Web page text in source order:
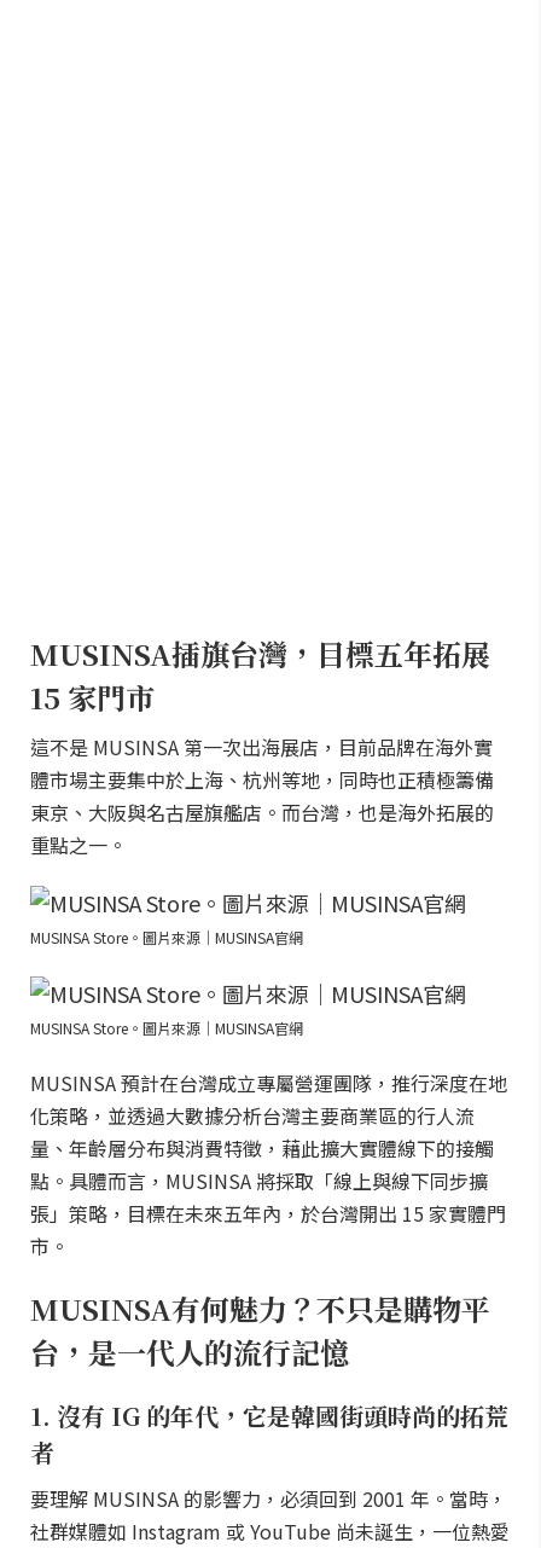
MUSINSA插旗台灣，目標五年拓展
15 家門市
這不是 MUSINSA 第一次出海展店，目前品牌在海外實
體市場主要集中於上海、杭州等地，同時也正積極籌備
東京、大阪與名古屋旗艦店。而台灣，也是海外拓展的
重點之一。
MUSINSA Store。圖片來源｜MUSINSA官網
MUSINSA Store。圖片來源｜MUSINSA官網
MUSINSA 預計在台灣成立專屬營運團隊，推行深度在地
化策略，並透過大數據分析台灣主要商業區的行人流
量、年齡層分布與消費特徵，藉此擴大實體線下的接觸
點。具體而言，MUSINSA 將採取「線上與線下同步擴
張」策略，目標在未來五年內，於台灣開出 15 家實體門
市。
MUSINSA有何魅力？不只是購物平
台，是一代人的流行記憶
1. 沒有 IG 的年代，它是韓國街頭時尚的拓荒
者
要理解 MUSINSA 的影響力，必須回到 2001 年。當時，
社群媒體如 Instagram 或 YouTube 尚未誕生，一位熱愛